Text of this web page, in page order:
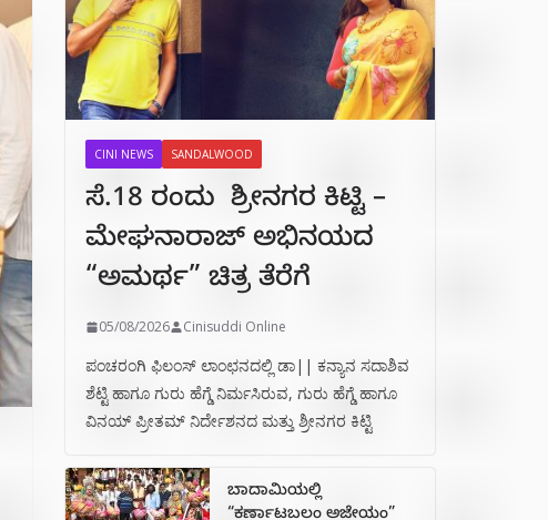
CINI NEWS SANDALWOOD
ಸೆ.18 ರಂದು ಶ್ರೀನಗರ ಕಿಟ್ಟಿ –
ಮೇಘನಾರಾಜ್ ಅಭಿನಯದ
“ಅಮರ್ಥ” ಚಿತ್ರ ತೆರೆಗೆ
05/08/2026 Cinisuddi Online
ಪಂಚರಂಗಿ ಫಿಲಂಸ್ ಲಾಂಛನದಲ್ಲಿ ಡಾ|| ಕನ್ಯಾನ ಸದಾಶಿವ
ಶೆಟ್ಟಿ ಹಾಗೂ ಗುರು ಹೆಗ್ಡೆ ನಿರ್ಮಸಿರುವ, ಗುರು ಹೆಗ್ಡೆ ಹಾಗೂ
ವಿನಯ್ ಪ್ರೀತಮ್ ನಿರ್ದೇಶನದ ಮತ್ತು ಶ್ರೀನಗರ ಕಿಟ್ಟಿ
ಬಾದಾಮಿಯಲ್ಲಿ